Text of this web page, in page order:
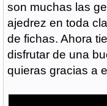
son muchas las
ajedrez en toda
de fichas. Ahora
disfrutar de una
quieras gracias a